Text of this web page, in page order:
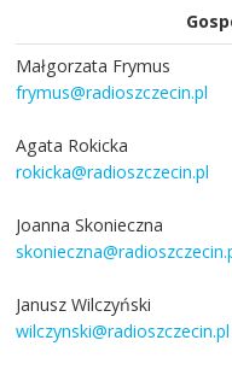
Małgorzata Frymus
frymus@radioszczecin.pl
Agata Rokicka
rokicka@radioszczecin.pl
Joanna Skonieczna
Janusz Wilczyński
wilczynski@radioszczecin.pl